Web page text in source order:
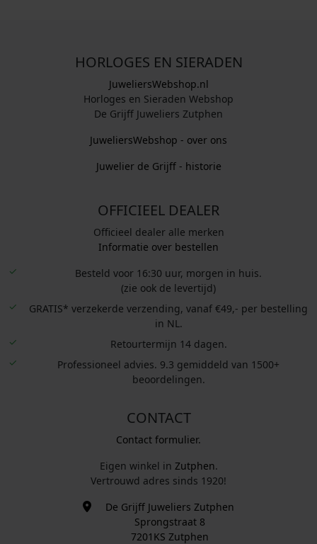
HORLOGES EN SIERADEN
JuweliersWebshop.nl
Horloges en Sieraden Webshop
De Grijff Juweliers Zutphen
JuweliersWebshop - over ons
Juwelier de Grijff - historie
OFFICIEEL DEALER
Officieel dealer alle merken
Informatie over bestellen
Besteld voor 16:30 uur, morgen in huis.
(zie ook de levertijd)
GRATIS* verzekerde verzending, vanaf €49,- per bestelling
in NL.
Retourtermijn 14 dagen.
Professioneel advies. 9.3 gemiddeld van 1500+
beoordelingen.
CONTACT
Contact formulier.
Eigen winkel in Zutphen.
Vertrouwd adres sinds 1920!
De Grijff Juweliers Zutphen
Sprongstraat 8
7201KS Zutphen